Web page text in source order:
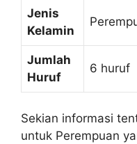
Jenis
Kelamin
Jumlah
Huruf
6 huruf
Sekian informasi
untuk Perempuan